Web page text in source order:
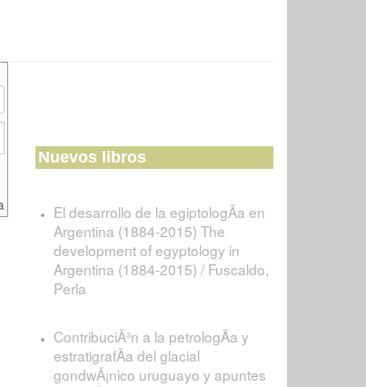
Nuevos libros
El desarrollo de la egiptologÃ­a en
Argentina (1884-2015) The
development of egyptology in
Argentina (1884-2015) / Fuscaldo,
Perla
ContribuciÃ³n a la petrologÃ­a y
estratigrafÃ­a del glacial
gondwÃ¡nico uruguayo y apuntes